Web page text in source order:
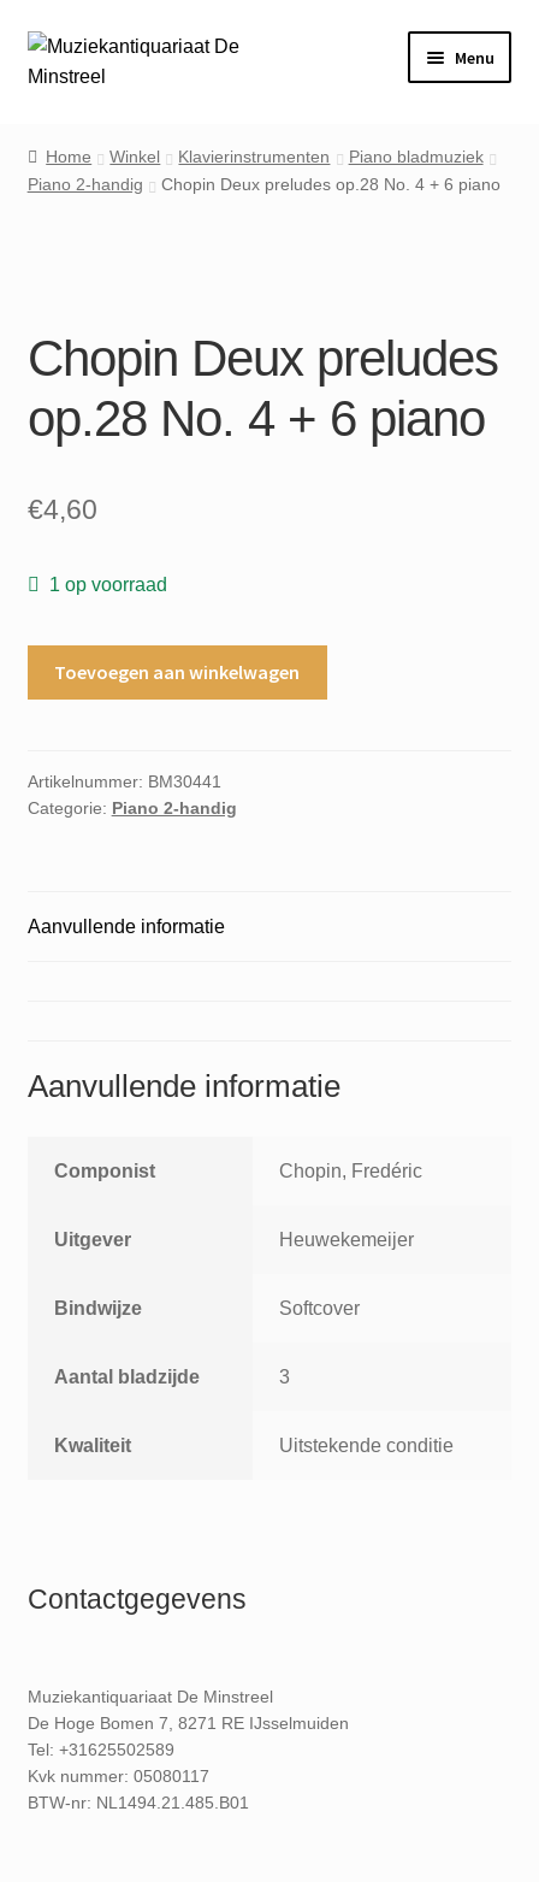
Ga
door
Ga
naar
Menu
Contact
Mijn account
Home Winkel Klavierinstrumenten
Piano bladmuziek
Piano 2-handig
Chopin Deux preludes op.28 No. 4 + 6 piano
Chopin Deux preludes
op.28 No. 4 + 6 piano
€4,60
1 op voorraad
No.
4
aantal
Toevoegen aan winkelwagen
Artikelnummer: BM30441
Categorie: Piano 2-handig
Aanvullende informatie
Aanvullende informatie
Componist Chopin, Fredéric
Uitgever Heuwekemeijer
Bindwijze Softcover
Aantal bladzijde 3
Kwaliteit Uitstekende conditie
Contactgegevens
Muziekantiquariaat De Minstreel
De Hoge Bomen 7, 8271 RE IJsselmuiden
Tel: +31625502589
Kvk nummer: 05080117
BTW-nr: NL1494.21.485.B01